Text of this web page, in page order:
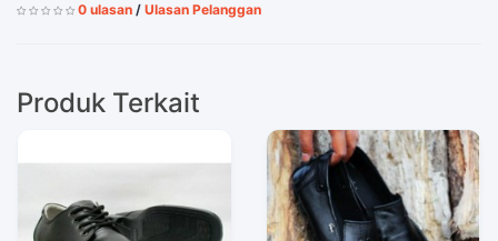
0 ulasan / Ulasan Pelanggan
Produk Terkait